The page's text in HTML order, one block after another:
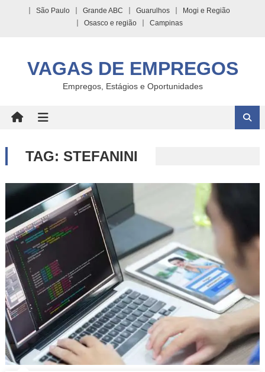
São Paulo Grande ABC Guarulhos
Mogi e Região
Osasco e região
Campinas
VAGAS DE EMPREGOS
Empregos, Estágios e Oportunidades
TAG: STEFANINI